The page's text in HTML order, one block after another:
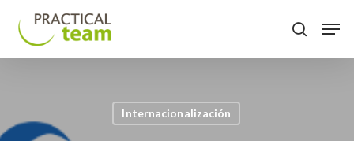
search
Internacionalización